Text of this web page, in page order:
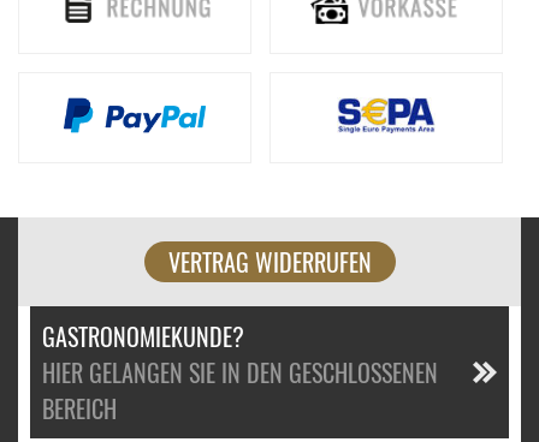
VERTRAG WIDERRUFEN
GASTRONOMIEKUNDE?
HIER GELANGEN SIE IN DEN GESCHLOSSENEN
BEREICH